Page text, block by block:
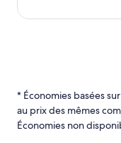
* Économies basées
au prix des mêmes
Économies non